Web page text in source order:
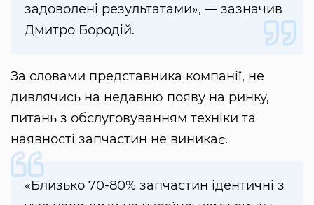
задоволені результатами», — зазначив
Дмитро Бородій.
За словами представника компанії, не
дивлячись на недавню появу на ринку,
питань з обслуговуванням техніки та
наявності запчастин не виникає.
«Близько 70-80% запчастин ідентичні з